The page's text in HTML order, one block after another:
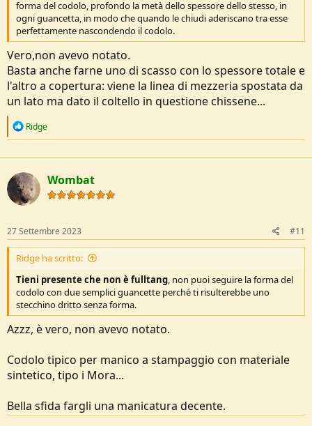
forma del codolo, profondo la metà dello spessore dello stesso, in
ogni guancetta, in modo che quando le chiudi aderiscano tra esse
perfettamente nascondendo il codolo.
Vero,non avevo notato.
Basta anche farne uno di scasso con lo spessore totale e
l'altro a copertura: viene la linea di mezzeria spostata da
un lato ma dato il coltello in questione chissene...
R
c
t
i
o
n
Ridge
Wombat
27 Settembre 2023 #11
Ridge ha scritto:
Tieni presente che non è fulltang , non puoi seguire la forma del
codolo con due semplici guancette perché ti risulterebbe uno
stecchino dritto senza forma.
Azzz, è vero, non avevo notato.
Codolo tipico per manico a stampaggio con materiale
sintetico, tipo i Mora...
Bella sfida fargli una manicatura decente.